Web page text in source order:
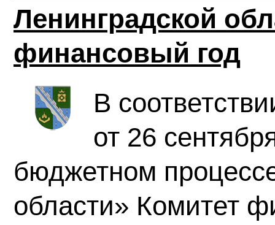
Ленинградской
финансовый год
В
от 26
бюджетном
области» Комитет